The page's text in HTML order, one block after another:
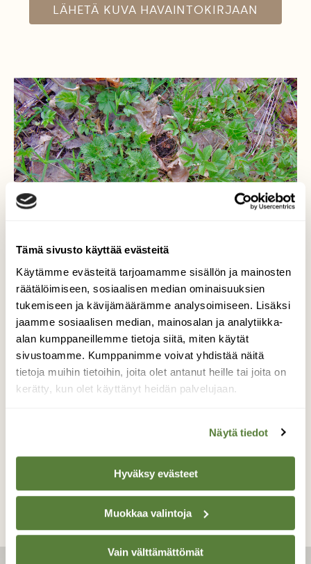
Tämä sivusto käyttää evästeitä
Käytämme evästeitä tarjoamamme sisällön ja mainosten
räätälöimiseen, sosiaalisen median ominaisuuksien
tukemiseen ja kävijämäärämme analysoimiseen. Lisäksi
jaamme sosiaalisen median, mainosalan ja analytiikka-
alan kumppaneillemme tietoja siitä, miten käytät
sivustoamme. Kumppanimme voivat yhdistää näitä
tietoja muihin tietoihin, joita olet antanut heille tai joita on
kerätty, kun olet käyttänyt heidän palvelujaan.
Näytä tiedot
Hyväksy evästeet
Muokkaa valintoja
Vain välttämättömät
LÄHETÄ KUVA HAVAINTOKIRJAAN
Nokkosta ja vuohenputkea
Molemmat on syötäviä kasveja.
Valokuvaaja: Reijo Juurinen, Veikkola Vappu
TAKAISIN LISTAAN